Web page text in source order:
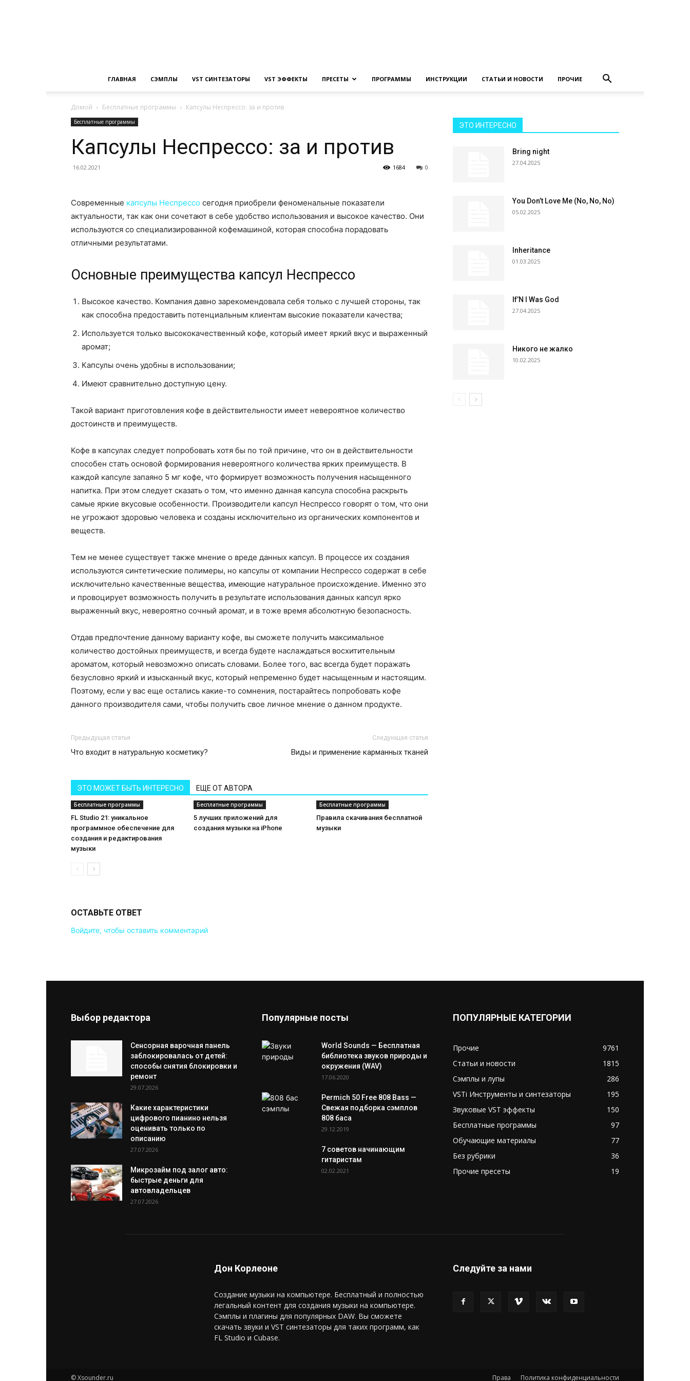
на
ГЛАВНАЯ СЭМПЛЫ VST СИНТЕЗАТОРЫ VST ЭФФЕКТЫ ПРЕСЕТЫ ПРОГРАММЫ ИНСТРУКЦИИ СТАТЬИ И НОВОСТИ ПРОЧИЕ
Домой Бесплатные программы Капсулы Неспрессо: за и против
Бесплатные программы
Капсулы Неспрессо: за и против
16.02.2021 0
1684
Современные капсулы Неспрессо сегодня приобрели феноменальные показатели
актуальности, так как они сочетают в себе удобство использования и высокое качество. Они
используются со специализированной кофемашиной, которая способна порадовать
отличными результатами.
Основные преимущества капсул Неспрессо
Высокое качество. Компания давно зарекомендовала себя только с лучшей стороны, так
как способна предоставить потенциальным клиентам высокие показатели качества;
Используется только высококачественный кофе, который имеет яркий вкус и выраженный
аромат;
Капсулы очень удобны в использовании;
Имеют сравнительно доступную цену.
Такой вариант приготовления кофе в действительности имеет невероятное количество
достоинств и преимуществ.
Кофе в капсулах следует попробовать хотя бы по той причине, что он в действительности
способен стать основой формирования невероятного количества ярких преимуществ. В
каждой капсуле запаяно 5 мг кофе, что формирует возможность получения насыщенного
напитка. При этом следует сказать о том, что именно данная капсула способна раскрыть
самые яркие вкусовые особенности. Производители капсул Неспрессо говорят о том, что они
не угрожают здоровью человека и созданы исключительно из органических компонентов и
веществ.
Тем не менее существует также мнение о вреде данных капсул. В процессе их создания
используются синтетические полимеры, но капсулы от компании Неспрессо содержат в себе
исключительно качественные вещества, имеющие натуральное происхождение. Именно это
и провоцирует возможность получить в результате использования данных капсул ярко
выраженный вкус, невероятно сочный аромат, и в тоже время абсолютную безопасность.
Отдав предпочтение данному варианту кофе, вы сможете получить максимальное
количество достойных преимуществ, и всегда будете наслаждаться восхитительным
ароматом, который невозможно описать словами. Более того, вас всегда будет поражать
безусловно яркий и изысканный вкус, который непременно будет насыщенным и настоящим.
Поэтому, если у вас еще остались какие-то сомнения, постарайтесь попробовать кофе
данного производителя сами, чтобы получить свое личное мнение о данном продукте.
Предыдущая статья
Что входит в натуральную косметику?
Следующая статья
Виды и применение карманных тканей
ЭТО МОЖЕТ БЫТЬ ИНТЕРЕСНО ЕЩЕ ОТ АВТОРА
Бесплатные программы
FL Studio 21: уникальное
программное обеспечение для
создания и редактирования
музыки
Бесплатные программы
5 лучших приложений для
создания музыки на iPhone
Бесплатные программы
Правила скачивания бесплатной
музыки
ОСТАВЬТЕ ОТВЕТ
Войдите, чтобы оставить комментарий
ЭТО ИНТЕРЕСНО
Bring night
27.04.2025
You Don’t Love Me (No, No, No)
05.02.2025
Inheritance
01.03.2025
If’N I Was God
27.04.2025
Никого не жалко
10.02.2025
Выбор редактора
Сенсорная варочная панель
заблокировалась от детей:
способы снятия блокировки и
ремонт
29.07.2026
Какие характеристики
цифрового пианино нельзя
оценивать только по
описанию
27.07.2026
Микрозайм под залог авто:
быстрые деньги для
автовладельцев
27.07.2026
Популярные посты
World Sounds — Бесплатная
библиотека звуков природы и
окружения (WAV)
17.06.2020
Permich 50 Free 808 Bass —
Свежая подборка сэмплов
808 баса
29.12.2019
7 советов начинающим
гитаристам
02.02.2021
ПОПУЛЯРНЫЕ КАТЕГОРИИ
Прочие
9761
Статьи и новости
1815
Сэмплы и лупы
286
VSTi Инструменты и синтезаторы
195
Звуковые VST эффекты
150
Бесплатные программы
97
Обучающие материалы
77
Без рубрики
36
Прочие пресеты
19
Дон Корлеоне
Создание музыки на компьютере. Бесплатный и полностью
легальный контент для создания музыки на компьютере.
Сэмплы и плагины для популярных DAW. Вы сможете
скачать звуки и VST синтезаторы для таких программ, как
FL Studio и Cubase.
Следуйте за нами
Права Политика конфиденциальности
© Xsounder.ru